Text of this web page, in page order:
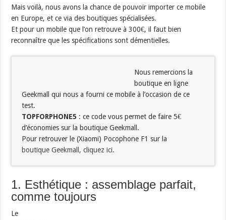
Mais voilà, nous avons la chance de pouvoir importer ce mobile
en Europe, et ce via des boutiques spécialisées.
Et pour un mobile que l’on retrouve à 300€, il faut bien
reconnaître que les spécifications sont démentielles.
Nous remercions la
boutique en ligne
Geekmall qui nous a fourni ce mobile à l’occasion de ce
test.
TOPFORPHONE5 : ce code vous permet de faire 5€
d’économies sur la boutique Geekmall.
Pour retrouver le (Xiaomi) Pocophone F1 sur la
boutique Geekmall, cliquez ici.
1. Esthétique : assemblage parfait,
comme toujours
Le